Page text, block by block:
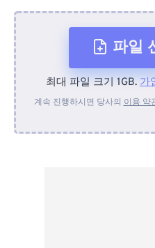
파일
장치에
최대 파일 크기 1GB. 가
계속 진행하시면 당사의 이용 약